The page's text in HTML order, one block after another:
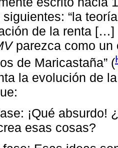
“la
de la renta
parezca como un
de Maricastaña” (
la evolución de
¡Qué absurdo!
esas cosas?